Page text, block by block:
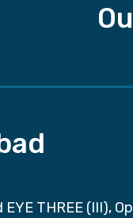
THREE (III),